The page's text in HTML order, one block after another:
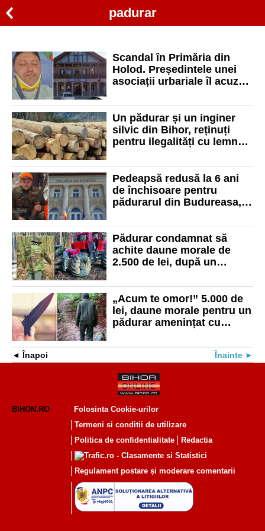
padurar
Scandal în Primăria din
Holod. Președintele unei
asociații urbariale îl acuză
în biroul edilului
Un pădurar și un inginer
silvic din Bihor, reținuți
pentru ilegalități cu lemne.
depășește 100.000 de lei
Pedeapsă redusă la 6 ani
de închisoare pentru
pădurarul din Budureasa,
localnic să moară
Pădurar condamnat să
achite daune morale de
2.500 de lei, după un
bărbat
„Acum te omor!” 5.000 de
lei, daune morale pentru un
pădurar amenințat cu
Înapoi Înainte
BIHON.RO
Folosinta Cookie-urilor
Termeni si conditii de utilizare
Politica de confidentialitate
Redactia
Regulament postare și moderare comentarii